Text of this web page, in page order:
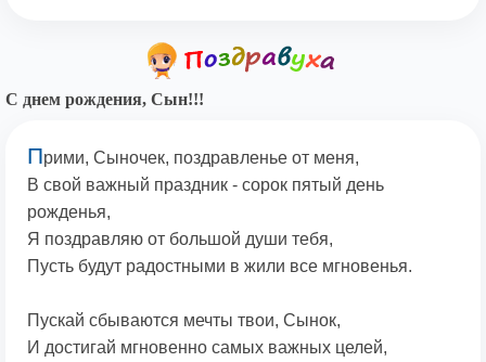
С днем рождения, Сын!!!
Прими, Сыночек, поздравленье от меня,
В свой важный праздник - сорок пятый день
рожденья,
Я поздравляю от большой души тебя,
Пусть будут радостными в жили все мгновенья.
Пускай сбываются мечты твои, Сынок,
И достигай мгновенно самых важных целей,